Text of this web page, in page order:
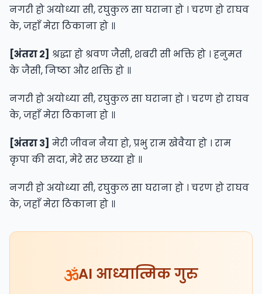
नगरी हो अयोध्या सी, रघुकुल सा घराना हो । चरण हो राघव
के, जहाँ मेरा ठिकाना हो ॥
[अंतरा २] श्रद्धा हो श्रवण जैसी, शबरी सी भक्ति हो । हनुमत
के जैसी, निष्ठा और शक्ति हो ॥
नगरी हो अयोध्या सी, रघुकुल सा घराना हो । चरण हो राघव
के, जहाँ मेरा ठिकाना हो ॥
[अंतरा ३] मेरी जीवन नैया हो, प्रभु राम खेवैया हो । राम
कृपा की सदा, मेरे सर छय्या हो ॥
नगरी हो अयोध्या सी, रघुकुल सा घराना हो । चरण हो राघव
के, जहाँ मेरा ठिकाना हो ॥
AI आध्यात्मिक गुरु